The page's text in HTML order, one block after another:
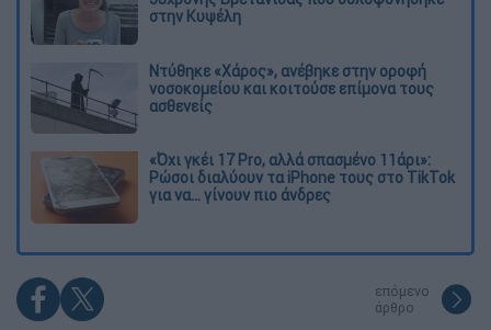
στην Κυψέλη
Ντύθηκε «Χάρος», ανέβηκε στην οροφή
νοσοκομείου και κοιτούσε επίμονα τους
ασθενείς
«Όχι γκέι 17 Pro, αλλά σπασμένο 11άρι»:
Ρώσοι διαλύουν τα iPhone τους στο TikTok
για να... γίνουν πιο άνδρες
επόμενο
άρθρο